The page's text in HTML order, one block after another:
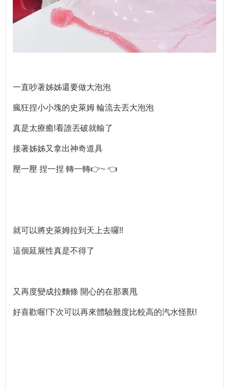
一直吵著姊姊還要做大泡泡
瘋狂捏小小塊的史萊姆 輪流去丟大泡泡
真是太療癒!看誰丟破就輸了
接著姊姊又拿出神奇道具
壓一壓 捏一捏 轉一轉👉~ 👈
就可以將史萊姆拉到天上去囉!!
這個延展性真是不得了
又再度變成拉麵條 開心的在那裏甩
好喜歡喔!下次可以再來體驗難度比較高的汽水怪獸!